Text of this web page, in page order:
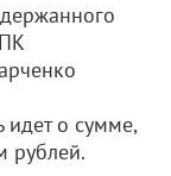
о сумме,
рублей.